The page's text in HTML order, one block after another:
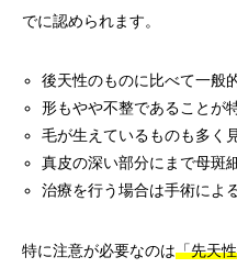
でに認められます。
後天性のものに比べて一般
形もやや不整であることが
毛が生えているものも多く
真皮の深い部分にまで母斑
治療を行う場合は手術によ
特に注意が必要なのは「先天